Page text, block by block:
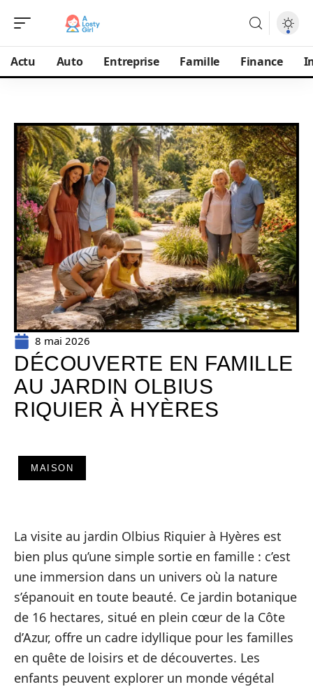
Actu Auto Entreprise Famille Finance
8 mai 2026
DÉCOUVERTE EN FAMILLE
AU JARDIN OLBIUS
RIQUIER À HYÈRES
MAISON
La visite au jardin Olbius Riquier à Hyères est
bien plus qu’une simple sortie en famille : c’est
une immersion dans un univers où la nature
s’épanouit en toute beauté. Ce jardin botanique
de 16 hectares, situé en plein cœur de la Côte
d’Azur, offre un cadre idyllique pour les familles
en quête de loisirs et de découvertes. Les
enfants peuvent explorer un monde végétal